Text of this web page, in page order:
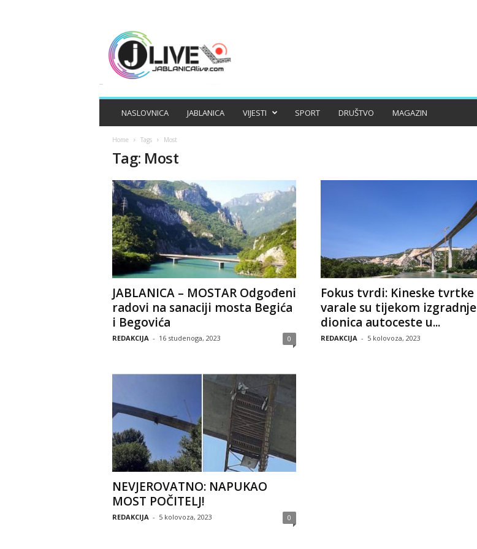
NASLOVNICA JABLANICA VIJESTI SPORT DRUŠTVO MAGAZIN
Home Tags Most
Tag: Most
JABLANICA – MOSTAR Odgođeni
radovi na sanaciji mosta Begića
i Begovića
REDAKCIJA - 16 studenoga, 2023 0
Fokus tvrdi: Kineske tvrtke
varale su tijekom izgradnje
dionica autoceste u...
REDAKCIJA - 5 kolovoza, 2023
NEVJEROVATNO: NAPUKAO
MOST POČITELJ!
REDAKCIJA - 5 kolovoza, 2023 0